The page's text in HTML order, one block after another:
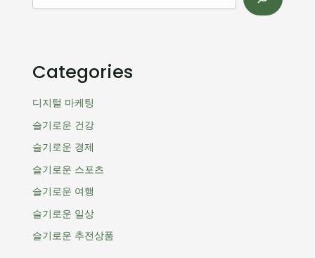
Categories
디지털 마케팅
슬기로운 건강
슬기로운 경제
슬기로운 스포츠
슬기로운 여행
슬기로운 일상
슬기로운 추전상품